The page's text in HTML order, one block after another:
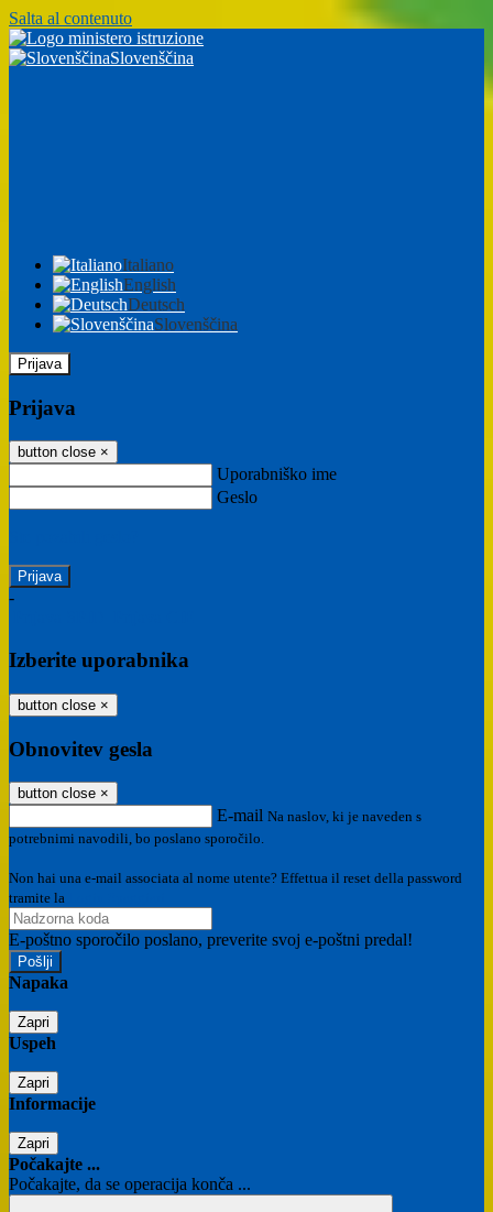
Salta al contenuto
Slovenščina
Italiano
English
Deutsch
Slovenščina
Prijava
Prijava
button close ×
Uporabniško ime
Geslo
-
Izberite uporabnika
button close ×
Obnovitev gesla
button close ×
E-mail Na naslov, ki je naveden s
potrebnimi navodili, bo poslano sporočilo.
Non hai una e-mail associata al nome utente? Effettua il reset della password
tramite la
E-poštno sporočilo poslano, preverite svoj e-poštni predal!
Napaka
Zapri
Uspeh
Zapri
Informacije
Zapri
Počakajte ...
Počakajte, da se operacija konča ...